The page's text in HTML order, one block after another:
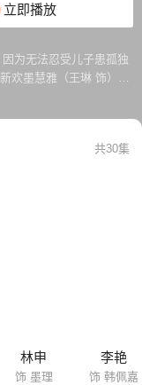
立即播放
为无法忍受儿子患孤独
欢墨慧雅（王琳 饰）结
萄送到了寄宿学校。出
来访打破了原有的平
解，社会对孤独症的歧
爱，明白了有爱才有
共30集
林申
饰 墨理
李艳
饰 韩佩嘉